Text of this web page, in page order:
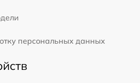
персональных данных